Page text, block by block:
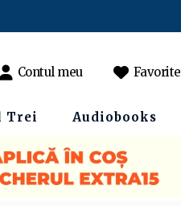
Contul meu Favorite
Trei Audiobooks